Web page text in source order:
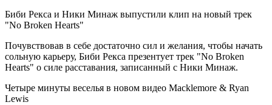
Биби Рекса и Ники Минаж выпустили клип на новый трек
"No Broken Hearts"
Почувствовав в себе достаточно сил и желания, чтобы начать
сольную карьеру, Биби Рекса презентует трек "No Broken
Hearts" о силе расставания, записанный с Ники Минаж.
Четыре минуты веселья в новом видео Macklemore & Ryan
Lewis